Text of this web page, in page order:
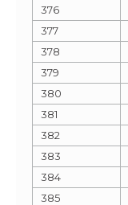
376
377
378
379
380
381
382
383
384
385